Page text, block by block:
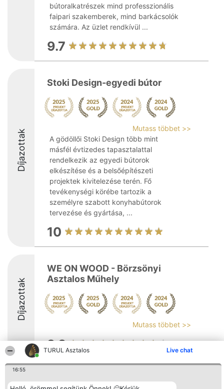
TURUL Asztalos Live chat
16:55
bútoralkatrészek mind professzionális
faipari szakemberek, mind barkácsolók
számára. Az üzlet rendkívül ...
9.7
Díjazottak
Stoki Design-egyedi bútor
Mutass többet >>
A gödöllői Stoki Design több mint
másfél évtizedes tapasztalattal
rendelkezik az egyedi bútorok
elkészítése és a belsőépítészeti
projektek kivitelezése terén. Fő
tevékenységi körébe tartozik a
személyre szabott konyhabútorok
tervezése és gyártása, ...
10
Díjazottak
WE ON WOOD - Börzsönyi
Asztalos Műhely
Mutass többet >>
9.3
SC Beautiful Company S.R.L. Nyertesek